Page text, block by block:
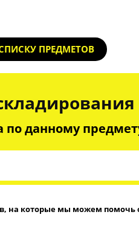
ПРЕДМЕТОВ
данному
на которые мы можем помочь